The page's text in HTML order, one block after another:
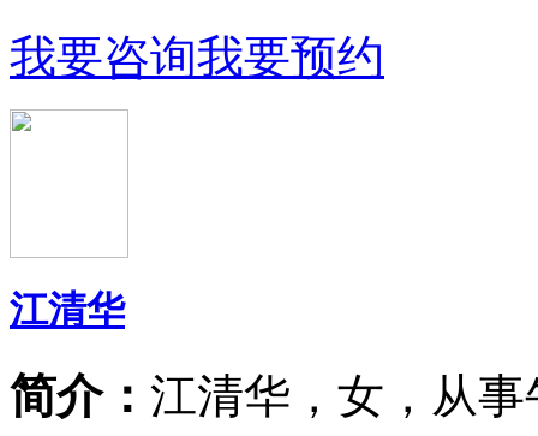
我要咨询我要预约
江清华
简介： 江清华，女，从事